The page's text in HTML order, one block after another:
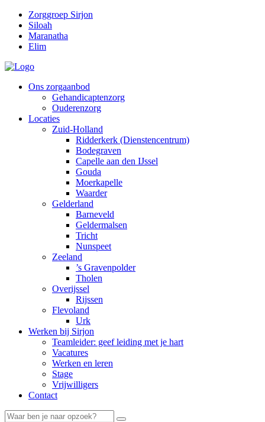
Zorggroep Sirjon
Siloah
Maranatha
Elim
Ons zorgaanbod
Gehandicaptenzorg
Ouderenzorg
Locaties
Zuid-Holland
Ridderkerk (Dienstencentrum)
Bodegraven
Capelle aan den IJssel
Gouda
Moerkapelle
Waarder
Gelderland
Barneveld
Geldermalsen
Tricht
Nunspeet
Zeeland
’s Gravenpolder
Tholen
Overijssel
Rijssen
Flevoland
Urk
Werken bij Sirjon
Teamleider: geef leiding met je hart
Vacatures
Werken en leren
Stage
Vrijwilligers
Contact